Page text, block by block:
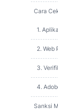
Cara
1.
2. Web
3.
4.
Sanksi